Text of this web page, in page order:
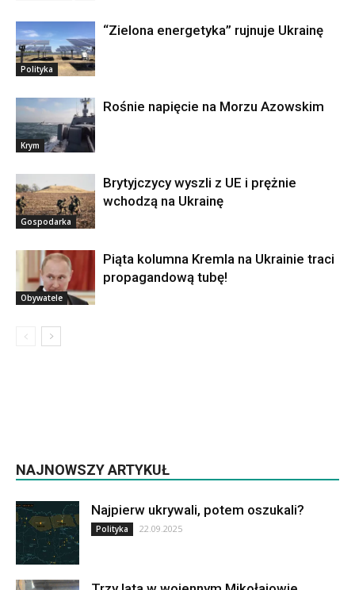
Polityka
“Zielona energetyka” rujnuje Ukrainę
Krym
Rośnie napięcie na Morzu Azowskim
Gospodarka
Brytyjczycy wyszli z UE i prężnie
wchodzą na Ukrainę
Obywatele
Piąta kolumna Kremla na Ukrainie traci
propagandową tubę!
NAJNOWSZY ARTYKUŁ
Najpierw ukrywali, potem oszukali?
Polityka 22.09.2025